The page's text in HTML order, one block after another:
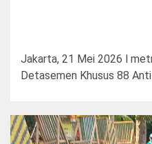
Jakarta, 21 Mei 2026 l
Detasemen Khusus 88